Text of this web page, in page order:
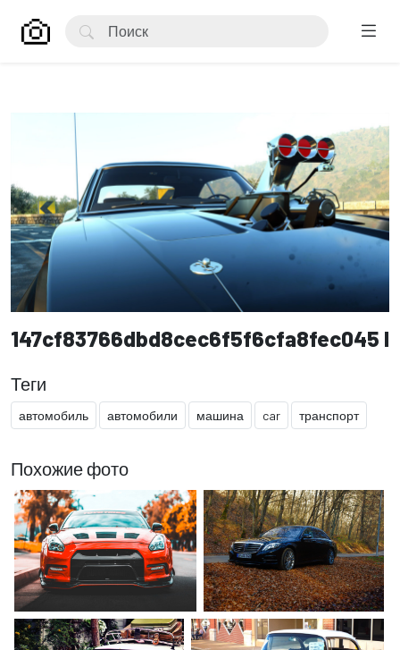
147cf83766dbd8cec6f5f6cfa8fec045 l
Теги
автомобиль автомобили машина car транспорт
Похожие фото